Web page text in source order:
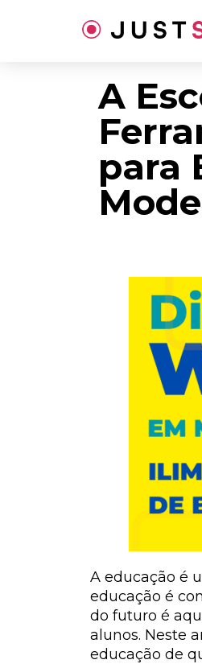
A
para
A educação é
educação é
do futuro é
alunos. Neste
educação de